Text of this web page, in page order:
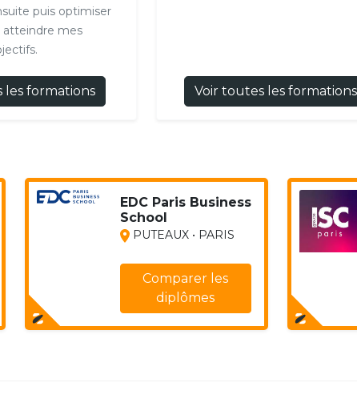
puis optimiser
atteindre mes
les formations Voir toutes les formations
EDC Paris Business
School
PUTEAUX • PARIS
Comparer les
diplômes